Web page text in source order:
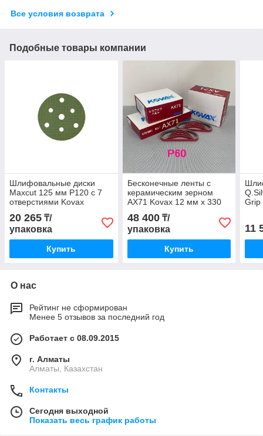
Все условия возврата
Подобные товары компании
Шлифовальные диски
Maxcut 125 мм P120 c 7
отверстиями Kovax
20 265 ₸/
упаковка
Купить
Бесконечные ленты с
керамическим зерном
AX71 Kovax 12 мм x 330
мм P 60 (50 шт)
48 400₸/
упаковка
Купить
Grip
11
О нас
Рейтинг не сформирован
Менее 5 отзывов за последний год
Работает с 08.09.2015
г. Алматы
Алматы, Казахстан
Контакты
Сегодня выходной
Показать весь график работы